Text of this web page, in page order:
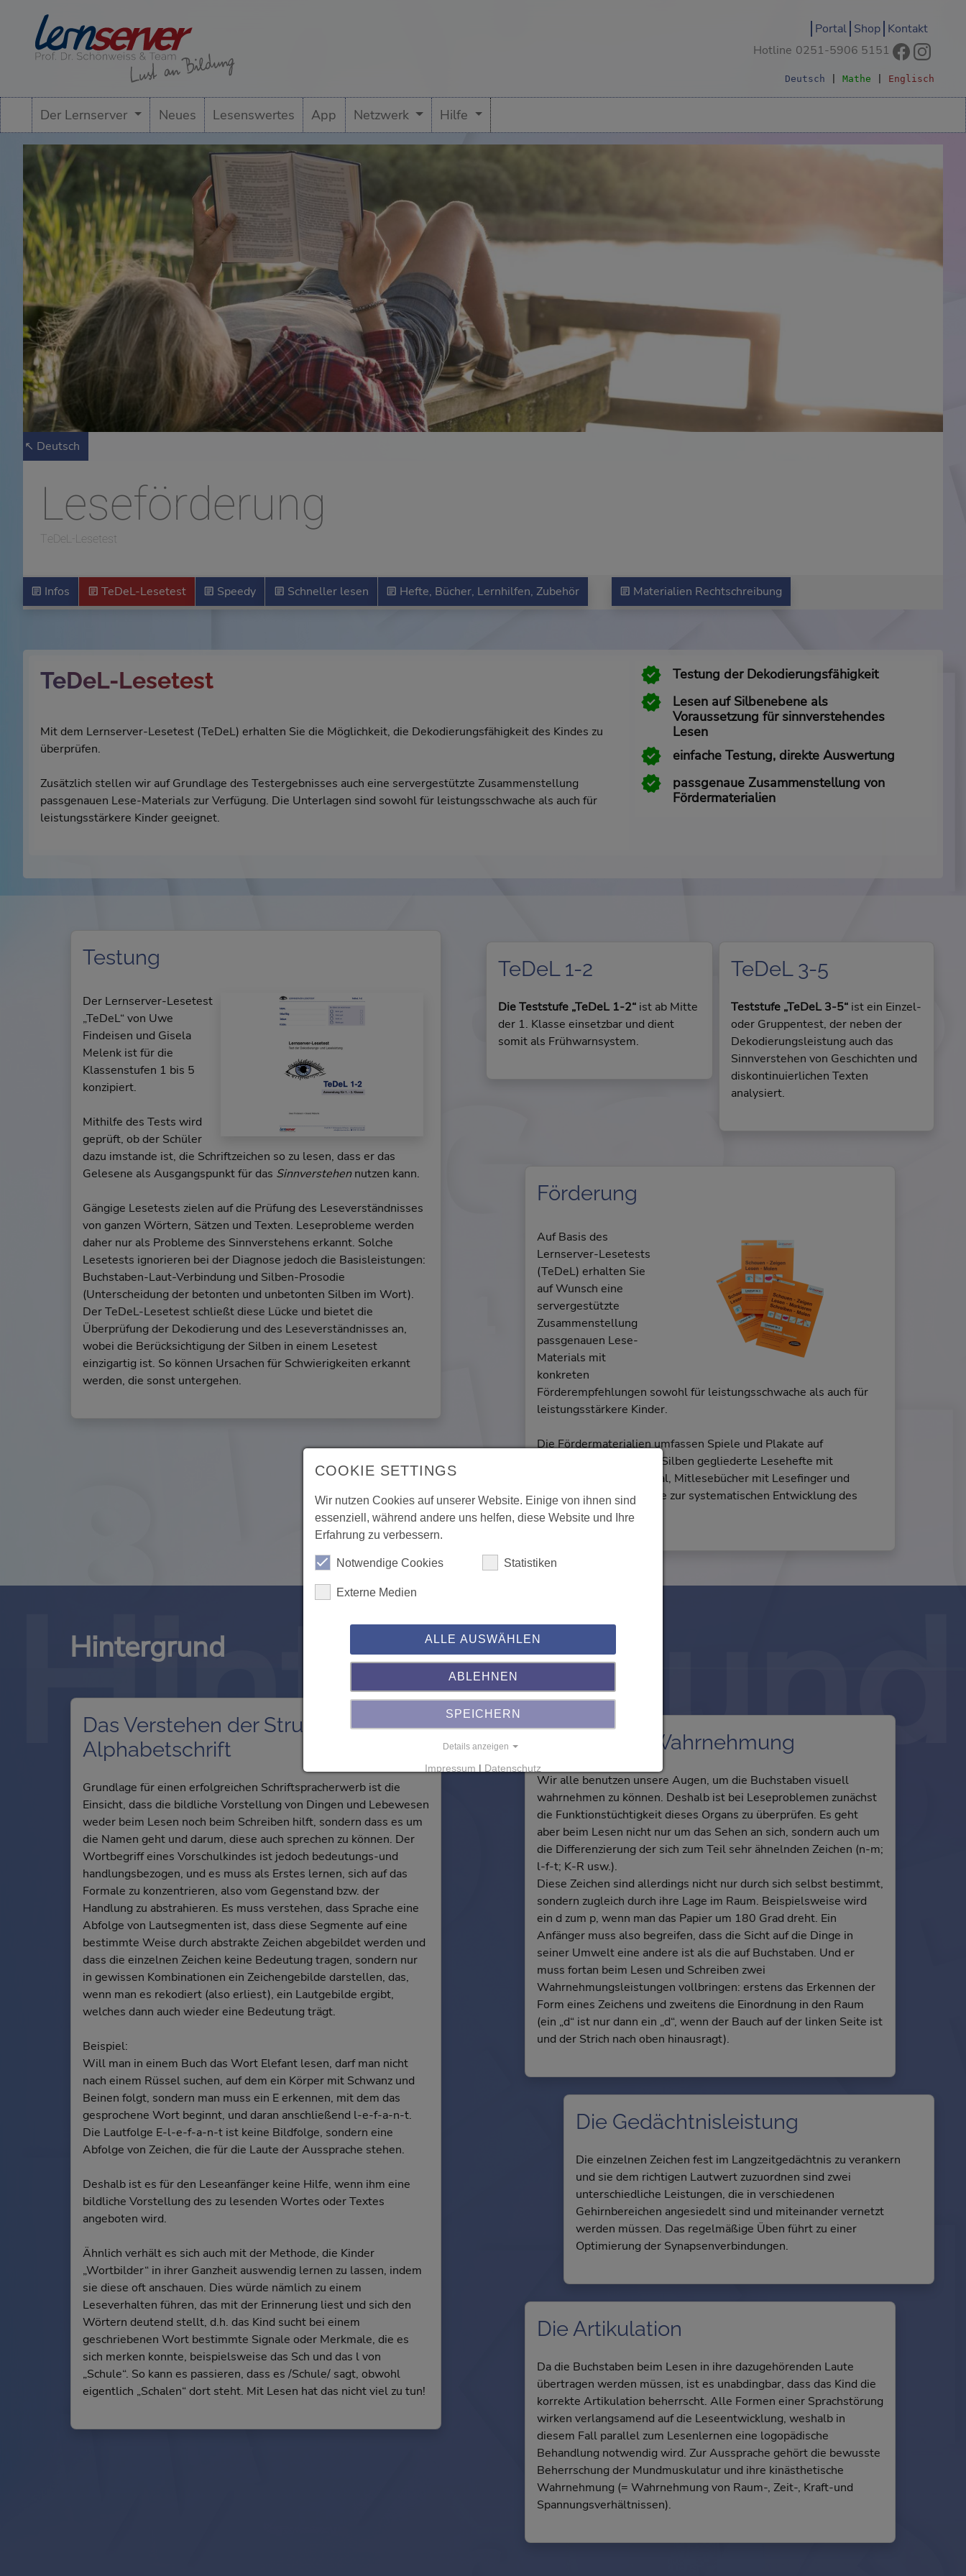
Portal Shop Kontakt
Hotline 0251-5906 5151
Deutsch Mathe Englisch
Der Lernserver Neues Lesenswertes App Netzwerk Hilfe
↖ Deutsch
Leseförderung
TeDeL-Lesetest
Infos TeDeL-Lesetest Speedy Schneller lesen Hefte, Bücher, Lernhilfen, Zubehör Materialien Rechtschreibung
TeDeL-Lesetest
Mit dem Lernserver-Lesetest (TeDeL) erhalten Sie die Möglichkeit, die Dekodierungsfähigkeit des Kindes zu
überprüfen.
Zusätzlich stellen wir auf Grundlage des Testergebnisses auch eine servergestützte Zusammenstellung
passgenauen Lese-Materials zur Verfügung. Die Unterlagen sind sowohl für leistungsschwache als auch für
leistungsstärkere Kinder geeignet.
Testung der Dekodierungsfähigkeit
Lesen auf Silbenebene als
Voraussetzung für sinnverstehendes
Lesen
einfache Testung, direkte Auswertung
passgenaue Zusammenstellung von
Fördermaterialien
Testung
Der Lernserver-Lesetest
„TeDeL“ von Uwe
Findeisen und Gisela
Melenk ist für die
Klassenstufen 1 bis 5
konzipiert.
Mithilfe des Tests wird
geprüft, ob der Schüler
dazu imstande ist, die Schriftzeichen so zu lesen, dass er das
Gelesene als Ausgangspunkt für das Sinnverstehennutzen kann.
Gängige Lesetests zielen auf die Prüfung des Leseverständnisses
von ganzen Wörtern, Sätzen und Texten. Leseprobleme werden
daher nur als Probleme des Sinnverstehens erkannt. Solche
Lesetests ignorieren bei der Diagnose jedoch die Basisleistungen:
Buchstaben-Laut-Verbindung und Silben-Prosodie
(Unterscheidung der betonten und unbetonten Silben im Wort).
Der TeDeL-Lesetest schließt diese Lücke und bietet die
Überprüfung der Dekodierung und des Leseverständnisses an,
wobei die Berücksichtigung der Silben in einem Lesetest
einzigartig ist. So können Ursachen für Schwierigkeiten erkannt
werden, die sonst untergehen.
TeDeL 1-2
Die Teststufe „TeDeL 1-2“ ist ab Mitte
der 1. Klasse einsetzbar und dient
somit als Frühwarnsystem.
TeDeL 3-5
Teststufe „TeDeL 3-5“ ist ein Einzel-
oder Gruppentest, der neben der
Dekodierungsleistung auch das
Sinnverstehen von Geschichten und
diskontinuierlichen Texten
analysiert.
Förderung
Auf Basis des
Lernserver-Lesetests
(TeDeL) erhalten Sie
auf Wunsch eine
servergestützte
Zusammenstellung
passgenauen Lese-
Materials mit
konkreten
Förderempfehlungen sowohl für leistungsschwache als auch für
leistungsstärkere Kinder.
Die Fördermaterialien umfassen Spiele und Plakate auf
Silbenebene, diverse in Silben gegliederte Lesehefte mit
lauttreuem Wortmaterial, Mitlesebücher mit Lesefinger und
Arbeitsheften, Sachtexte zur systematischen Entwicklung des
Leseverstehens u.v.m.
Hintergrund
Hintergrund
Das Verstehen der Struktur einer
Alphabetschrift
Grundlage für einen erfolgreichen Schriftspracherwerb ist die
Einsicht, dass die bildliche Vorstellung von Dingen und Lebewesen
weder beim Lesen noch beim Schreiben hilft, sondern dass es um
die Namen geht und darum, diese auch sprechen zu können. Der
Wortbegriff eines Vorschulkindes ist jedoch bedeutungs-und
handlungsbezogen, und es muss als Erstes lernen, sich auf das
Formale zu konzentrieren, also vom Gegenstand bzw. der
Handlung zu abstrahieren. Es muss verstehen, dass Sprache eine
Abfolge von Lautsegmenten ist, dass diese Segmente auf eine
bestimmte Weise durch abstrakte Zeichen abgebildet werden und
dass die einzelnen Zeichen keine Bedeutung tragen, sondern nur
in gewissen Kombinationen ein Zeichengebilde darstellen, das,
wenn man es rekodiert (also erliest), ein Lautgebilde ergibt,
welches dann auch wieder eine Bedeutung trägt.
Beispiel:
Will man in einem Buch das Wort Elefant lesen, darf man nicht
nach einem Rüssel suchen, auf dem ein Körper mit Schwanz und
Beinen folgt, sondern man muss ein E erkennen, mit dem das
gesprochene Wort beginnt, und daran anschließend l-e-f-a-n-t.
Die Lautfolge E-l-e-f-a-n-t ist keine Bildfolge, sondern eine
Abfolge von Zeichen, die für die Laute der Aussprache stehen.
Deshalb ist es für den Leseanfänger keine Hilfe, wenn ihm eine
bildliche Vorstellung des zu lesenden Wortes oder Textes
angeboten wird.
Ähnlich verhält es sich auch mit der Methode, die Kinder
„Wortbilder“ in ihrer Ganzheit auswendig lernen zu lassen, indem
sie diese oft anschauen. Dies würde nämlich zu einem
Leseverhalten führen, das mit der Erinnerung liest und sich den
Wörtern deutend stellt, d.h. das Kind sucht bei einem
geschriebenen Wort bestimmte Signale oder Merkmale, die es
sich merken konnte, beispielsweise das Sch und das l von
„Schule“. So kann es passieren, dass es /Schule/ sagt, obwohl
eigentlich „Schalen“ dort steht. Mit Lesen hat das nicht viel zu tun!
Die visuelle Wahrnehmung
Wir alle benutzen unsere Augen, um die Buchstaben visuell
wahrnehmen zu können. Deshalb ist bei Leseproblemen zunächst
die Funktionstüchtigkeit dieses Organs zu überprüfen. Es geht
aber beim Lesen nicht nur um das Sehen an sich, sondern auch um
die Differenzierung der sich zum Teil sehr ähnelnden Zeichen (n-m;
l-f-t; K-R usw.).
Diese Zeichen sind allerdings nicht nur durch sich selbst bestimmt,
sondern zugleich durch ihre Lage im Raum. Beispielsweise wird
ein d zum p, wenn man das Papier um 180 Grad dreht. Ein
Anfänger muss also begreifen, dass die Sicht auf die Dinge in
seiner Umwelt eine andere ist als die auf Buchstaben. Und er
muss fortan beim Lesen und Schreiben zwei
Wahrnehmungsleistungen vollbringen: erstens das Erkennen der
Form eines Zeichens und zweitens die Einordnung in den Raum
(ein „d“ ist nur dann ein „d“, wenn der Bauch auf der linken Seite ist
und der Strich nach oben hinausragt).
Die Gedächtnisleistung
Die einzelnen Zeichen fest im Langzeitgedächtnis zu verankern
und sie dem richtigen Lautwert zuzuordnen sind zwei
unterschiedliche Leistungen, die in verschiedenen
Gehirnbereichen angesiedelt sind und miteinander vernetzt
werden müssen. Das regelmäßige Üben führt zu einer
Optimierung der Synapsenverbindungen.
Die Artikulation
Da die Buchstaben beim Lesen in ihre dazugehörenden Laute
übertragen werden müssen, ist es unabdingbar, dass das Kind die
korrekte Artikulation beherrscht. Alle Formen einer Sprachstörung
wirken verlangsamend auf die Leseentwicklung, weshalb in
diesem Fall parallel zum Lesenlernen eine logopädische
Behandlung notwendig wird. Zur Aussprache gehört die bewusste
Beherrschung der Mundmuskulatur und ihre kinästhetische
Wahrnehmung (= Wahrnehmung von Raum-, Zeit-, Kraft-und
Spannungsverhältnissen).
COOKIE SETTINGS
Wir nutzen Cookies auf unserer Website. Einige von ihnen sind
essenziell, während andere uns helfen, diese Website und Ihre
Erfahrung zu verbessern.
Notwendige Cookies Statistiken
Externe Medien
ALLE AUSWÄHLEN
ABLEHNEN
SPEICHERN
Details anzeigen
Impressum | Datenschutz